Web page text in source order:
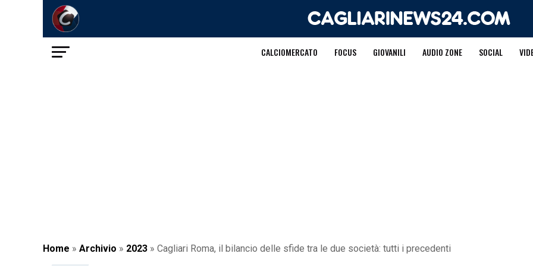
CALCIOMERCATO FOCUS GIOVANILI AUDIO ZONE SOCIAL
Home » Archivio » 2023 » Cagliari Roma, il bilancio delle sfide tra le due società: tutti i precedenti